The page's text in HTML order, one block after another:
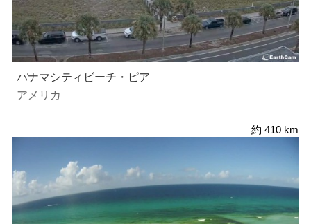
パナマシティビーチ・ピア
アメリカ
約 410 km